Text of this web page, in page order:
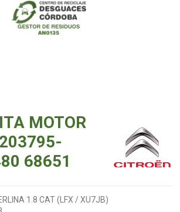
MOTOR
68651
1.8 CAT (LFX / XU7JB)